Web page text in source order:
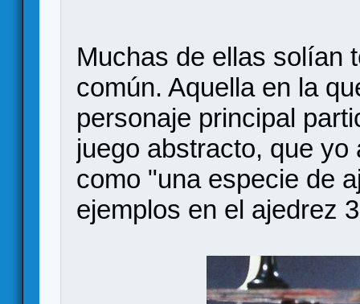
Muchas de ellas solían
común. Aquella en la
personaje principal
juego abstracto, que
como "una especie de
ejemplos en el ajedrez